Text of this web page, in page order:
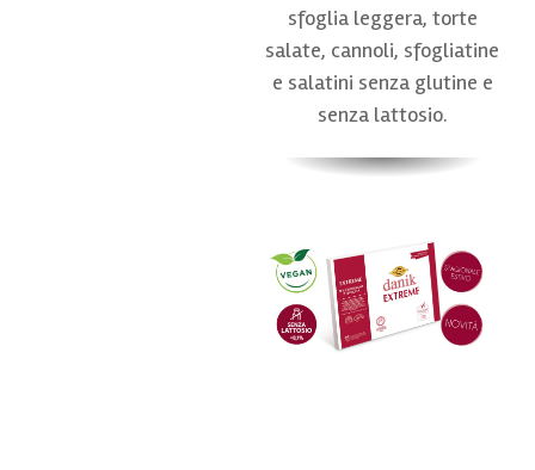
sfoglia leggera, torte
salate, cannoli, sfogliatine
e salatini senza glutine e
senza lattosio.